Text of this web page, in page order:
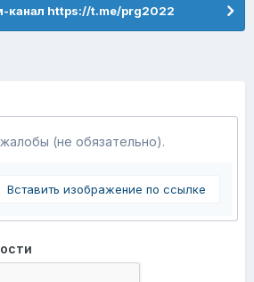
канал https://t.me/prg2022
(не обязательно).
Вставить изображение по ссылке